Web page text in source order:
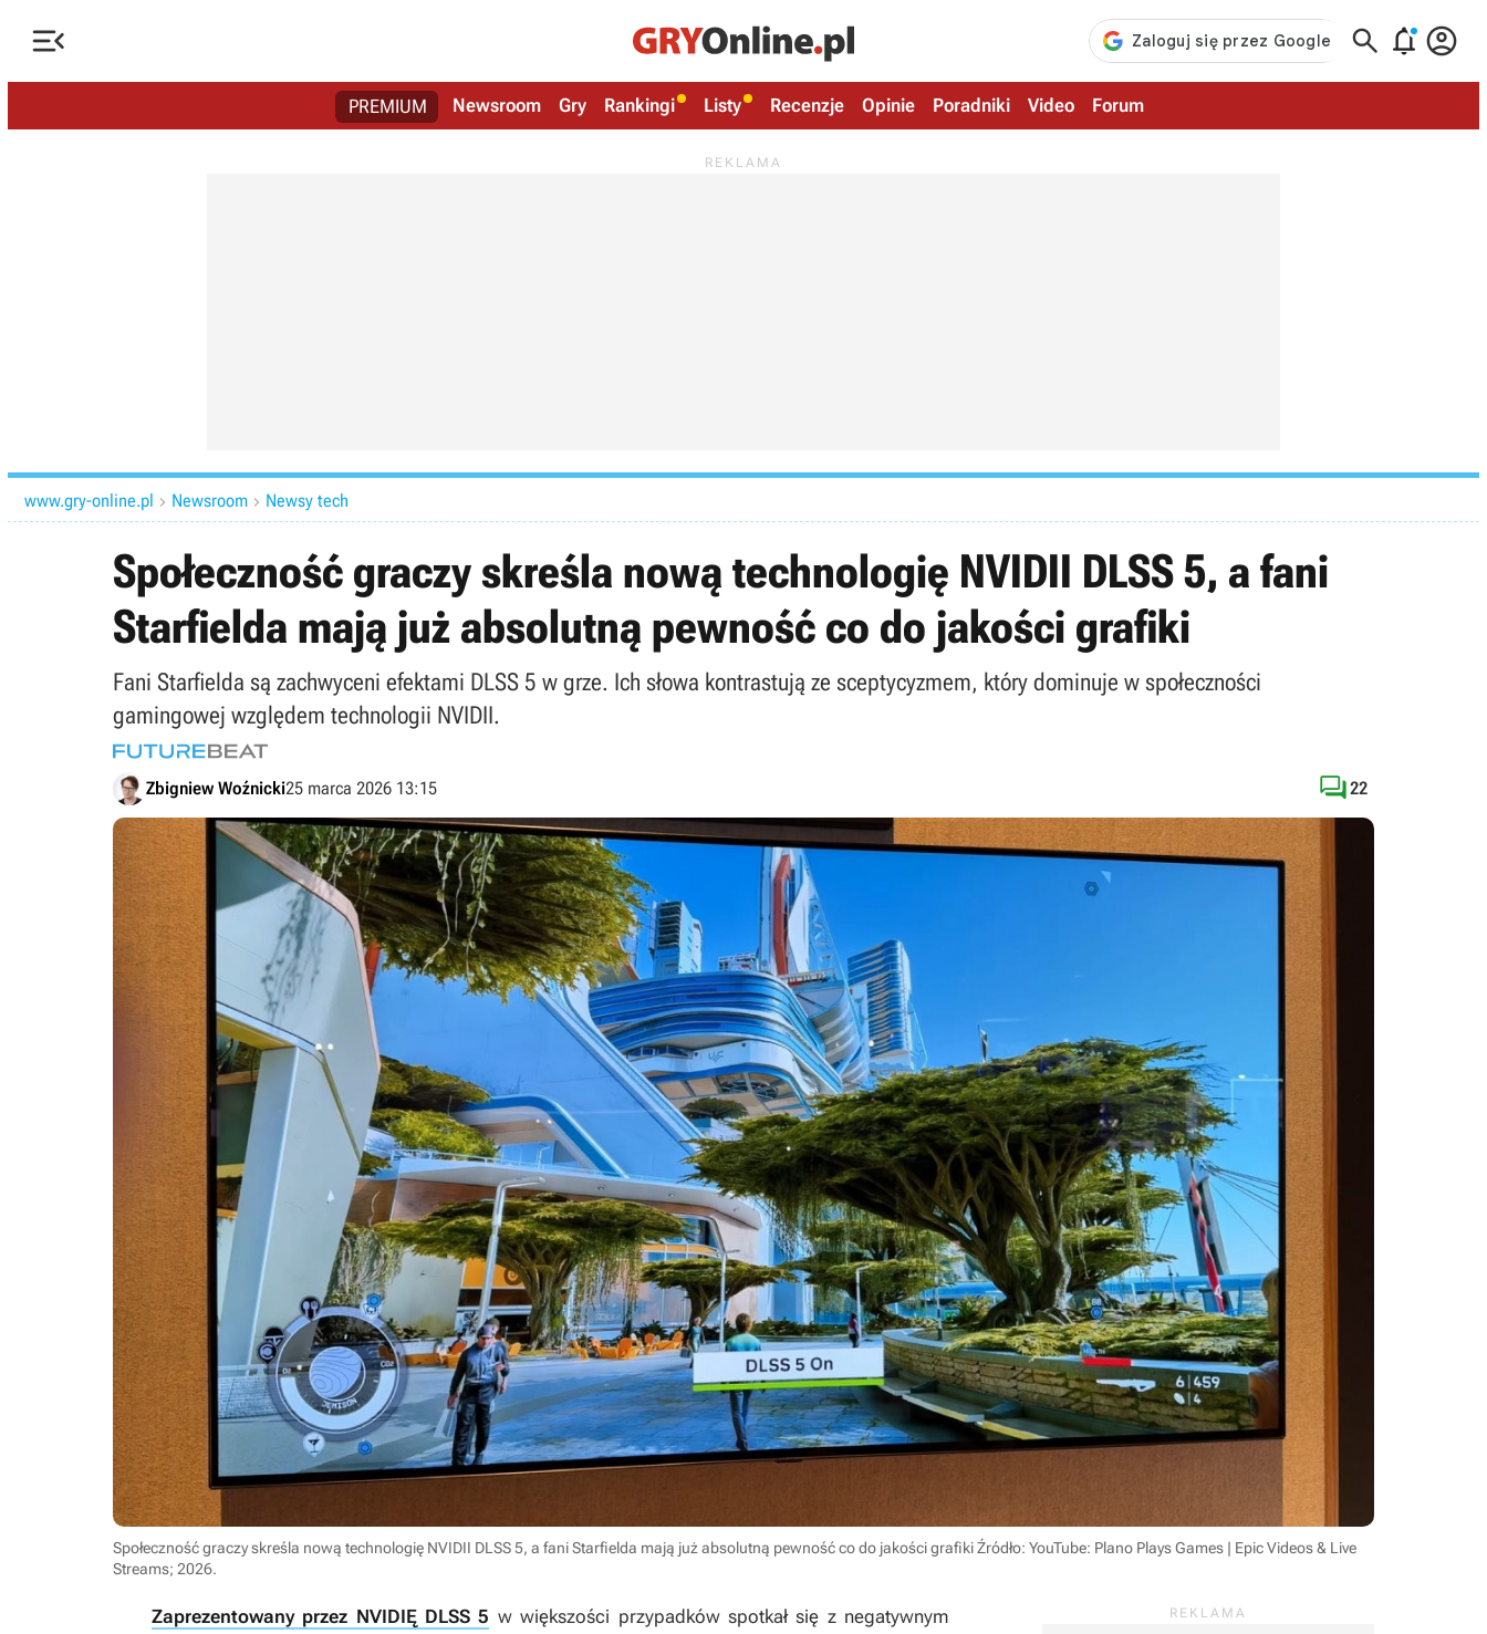
   
PREMIUM Newsroom Gry Rankingi Listy Recenzje Opinie Poradniki Video Forum
www.gry-online.pl  Newsroom  Newsy tech
Społeczność graczy skreśla nową technologię NVIDII DLSS 5, a fani
Starfielda mają już absolutną pewność co do jakości grafiki
Fani Starfielda są zachwyceni efektami DLSS 5 w grze. Ich słowa kontrastują ze sceptycyzmem, który dominuje w społeczności
gamingowej względem technologii NVIDII.
Zbigniew Woźnicki25 marca 2026 13:15 22
Społeczność graczy skreśla nową technologię NVIDII DLSS 5, a fani Starfielda mają już absolutną pewność co do jakości grafikiŹródło: YouTube: Plano Plays Games | Epic Videos & Live
Streams; 2026.
Zaprezentowany przez NVIDIĘ DLSS 5 w większości przypadków spotkał się z negatywnym